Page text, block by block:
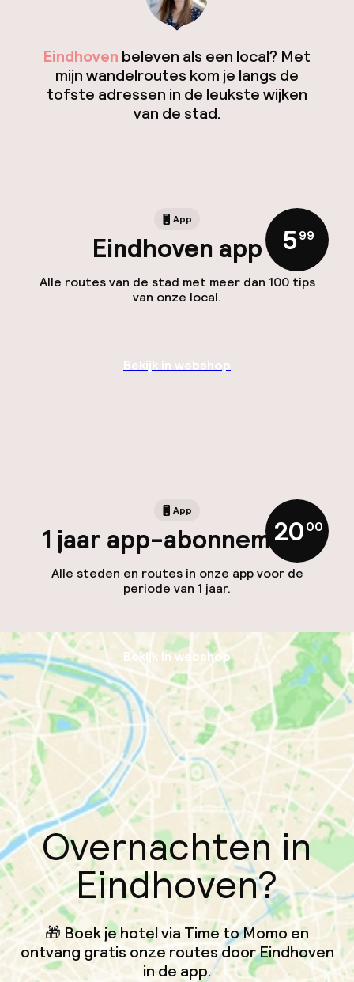
Eindhoven beleven als een local? Met
mijn wandelroutes kom je langs de
tofste adressen in de leukste wijken
van de stad.
App
Eindhoven app
Alle routes van de stad met meer dan 100 tips
van onze local.
5,99
Bekijk in webshop
App
1 jaar app-abonnement
Alle steden en routes in onze app voor de
periode van 1 jaar.
20,00
Bekijk in webshop
Overnachten in
Eindhoven?
🎁 Boek je hotel via Time to Momo en
ontvang gratis onze routes door Eindhoven
in de app.